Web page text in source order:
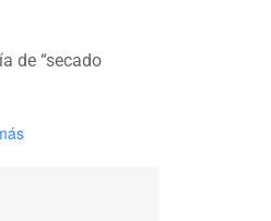
de “secado